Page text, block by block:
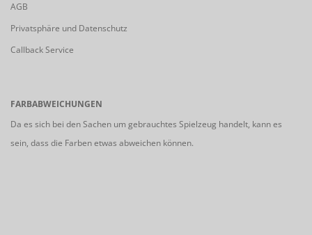
AGB
Privatsphäre und Datenschutz
Callback Service
FARBABWEICHUNGEN
Da es sich bei den Sachen um gebrauchtes Spielzeug handelt, kann es
sein, dass die Farben etwas abweichen können.